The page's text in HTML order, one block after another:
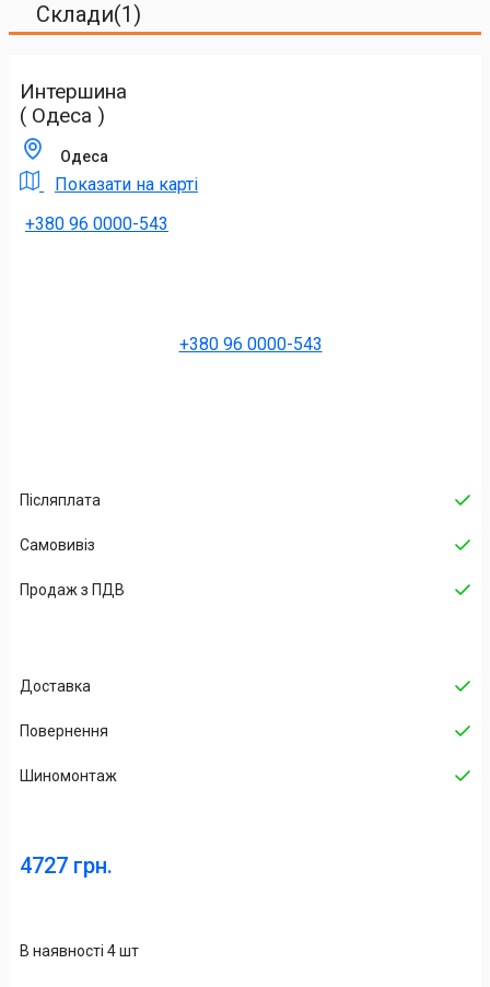
Склади(1)
Интершина
( Одеса )
Одеса
Показати на карті
+380 96 0000-543
+380 96 0000-543
Післяплата
Самовивіз
Продаж з ПДВ
Доставка
Повернення
Шиномонтаж
4727 грн.
В наявності 4 шт